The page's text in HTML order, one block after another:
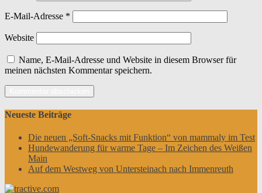
E-Mail-Adresse *
Website
Name, E-Mail-Adresse und Website in diesem Browser für
meinen nächsten Kommentar speichern.
Neueste Beiträge
Die neuen „Soft-Snacks mit Funktion“ von mammaly im Test
Hundewanderung für warme Tage – Im Zeichen des Weißen
Main
Auf dem Westweg von Untersteinach nach Immenreuth